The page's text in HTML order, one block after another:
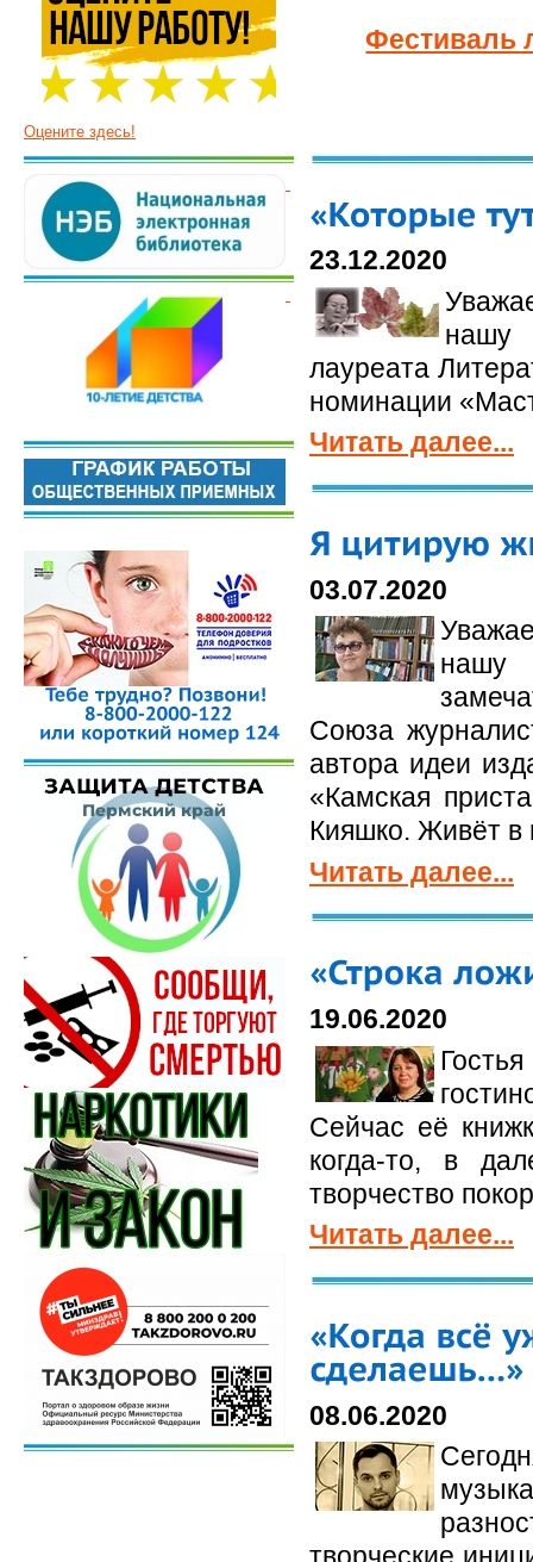
Фестиваль
23.12.2020
нашу
лауреата
номинации
Читать далее...
03.07.2020
нашу
Союза
автора идеи
«Камская
Кияшко. Живёт в
Читать далее...
19.06.2020
Сейчас её
когда-то, в
творчество
Читать далее...
08.06.2020
Оцените здесь!